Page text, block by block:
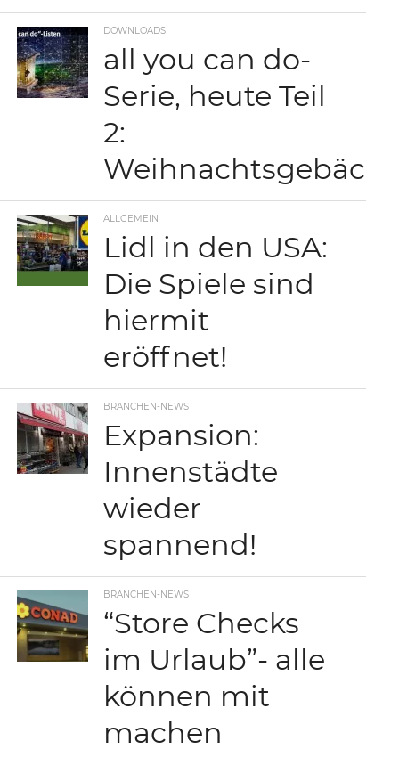
DOWNLOADS
all you can do-
Serie, heute Teil
2:
Weihnachtsgebäck
ALLGEMEIN
Lidl in den USA:
Die Spiele sind
hiermit
eröffnet!
BRANCHEN-NEWS
Expansion:
Innenstädte
wieder
spannend!
BRANCHEN-NEWS
“Store Checks
im Urlaub”- alle
können mit
machen